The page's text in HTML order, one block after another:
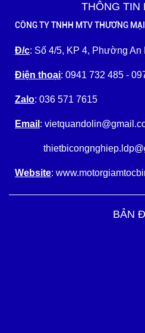
THÔNG TIN
CÔNG TY TNHH MTV THƯƠNG
Đ/c: Số 4/5, KP 4, Phường An
Điện thoại: 0941 732 485 -
Zalo: 036 571 7615
Email :
Website:
BẢN